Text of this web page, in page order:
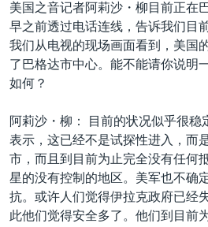
转
到
导
跳
到
检
索
最新国际新闻
印太
中东
非洲
美洲
全球议题
分类新闻
经济·金融·贸易
人权·法律·宗教
军事
劳工
环境
美中关系
热点专题
国会报道
美中关系
美国建国250周年
埃博拉疫情
VOA今日焦点
中文广播
关注我们
美国之音记者阿莉沙・柳目前正在
早之前透过电话连线，告诉我们目
我们从电视的现场画面看到，美国
了巴格达市中心。能不能请你说明
如何？
阿莉沙・柳： 目前的状况似乎很稳
表示，这已经不是试探性进入，而
市，而且到目前为止完全没有任何
星的没有控制的地区。美军也不确
抗。或许人们觉得伊拉克政府已经
此他们觉得安全多了。他们到目前